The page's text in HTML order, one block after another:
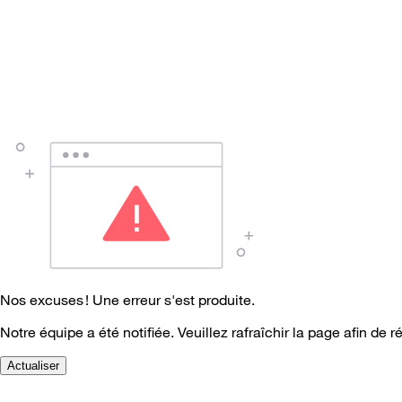
Nos excuses ! Une erreur s'est produite.
Notre équipe a été notifiée. Veuillez rafraîchir la page afin de
Actualiser